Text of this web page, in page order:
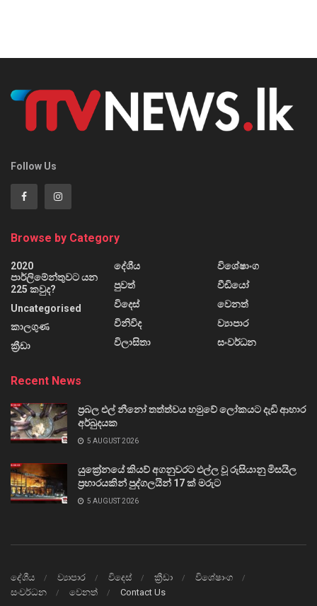
Follow Us
Browse by Category
2020
පාර්ලිමේන්තුවට යන
225 කවුද?
Uncategorised
කාලගුණ
ක්‍රීඩා
දේශීය
පුවත්
විදෙස්
විනිවිද
විලාසිතා
විශේෂාංග
වීඩියෝ
වෙනත්
ව්‍යාපාර
සංවර්ධන
Recent News
ප්‍රබල එල් නීනෝ තත්ත්වය හමුවේ ලෝකයට දැඩි ආහාර
අර්බුදයක
5 AUGUST 2026
යුක්‍රේනයේ කියව් අගනුවරට එල්ල වූ රුසියානු මිසයිල
ප්‍රහාරයකින් පුද්ගලයින් 17 ක් මරුට
5 AUGUST 2026
දේශීය ව්‍යාපාර විදෙස් ක්‍රීඩා
විශේෂාංග
සංවර්ධන
වෙනත් Contact Us